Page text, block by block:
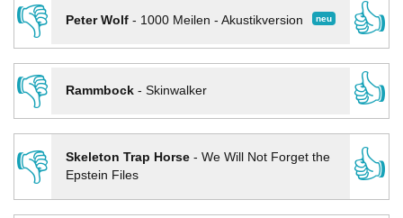
👎
neu
Peter Wolf- 1000 Meilen - Akustikversion
👍
👎
Rammbock- Skinwalker
👍
👎
Skeleton Trap Horse- We Will Not Forget the
Epstein Files
👍